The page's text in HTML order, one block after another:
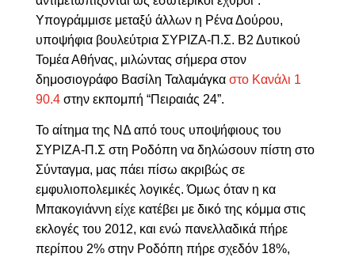
Υπογράμμισε μεταξύ άλλων η Ρένα Δούρου,
υποψήφια βουλεύτρια ΣΥΡΙΖΑ-Π.Σ. Β2 Δυτικού
Τομέα Αθήνας, μιλώντας σήμερα στον
δημοσιογράφο Βασίλη Ταλαμάγκα στο Κανάλι 1
90.4στην εκπομπή “Πειραιάς 24”.
Το αίτημα της ΝΔ από τους υποψήφιους του
ΣΥΡΙΖΑ-Π.Σ στη Ροδόπη να δηλώσουν πίστη στο
Σύνταγμα, μας πάει πίσω ακριβώς σε
εμφυλιοπολεμικές λογικές. Όμως όταν η κα
Μπακογιάννη είχε κατέβει με δικό της κόμμα στις
εκλογές του 2012, και ενώ πανελλαδικά πήρε
περίπου 2% στην Ροδόπη πήρε σχεδόν 18%,